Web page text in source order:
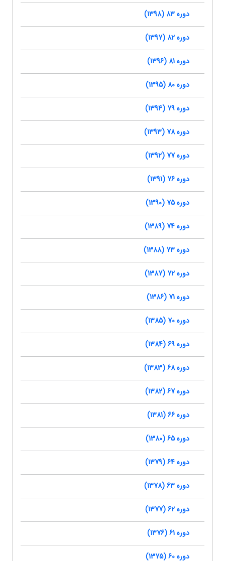
دوره 83 (1398)
دوره 82 (1397)
دوره 81 (1396)
دوره 80 (1395)
دوره 79 (1394)
دوره 78 (1393)
دوره 77 (1392)
دوره 76 (1391)
دوره 75 (1390)
دوره 74 (1389)
دوره 73 (1388)
دوره 72 (1387)
دوره 71 (1386)
دوره 70 (1385)
دوره 69 (1384)
دوره 68 (1383)
دوره 67 (1382)
دوره 66 (1381)
دوره 65 (1380)
دوره 64 (1379)
دوره 63 (1378)
دوره 62 (1377)
دوره 61 (1376)
دوره 60 (1375)